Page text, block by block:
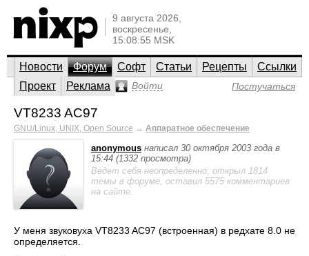
9 августа 2026,
воскресенье,
15:08:55 MSK
Новости Форум Софт Статьи Рецепты
Ссылки
Проект
Реклама Войти Постучаться
VT8233 AC97
GNU/Linux, UNIX, Open Source → Аппаратное обеспечение
anonymous написал 30 октября 2003 года в
15:44 (1332 просмотра)
Ведет себя неопределенно; открыл 1814
темы в форуме, оставил 5575 комментариев
на сайте.
У меня звуковуха VT8233 AC97 (встроенная) в редхате 8.0 не
определяется.